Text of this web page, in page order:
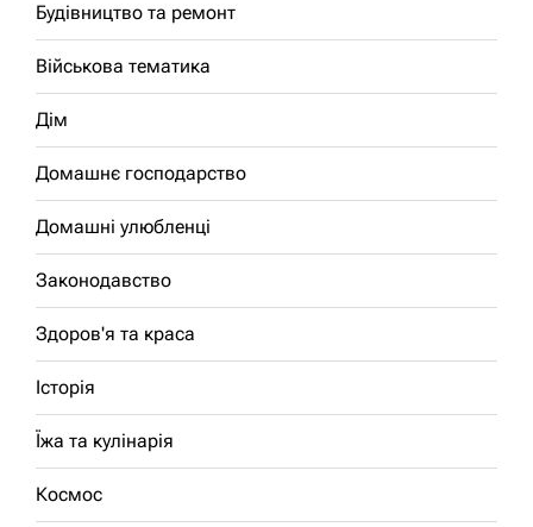
Будівництво та ремонт
Військова тематика
Дім
Домашнє господарство
Домашні улюбленці
Законодавство
Здоров'я та краса
Історія
Їжа та кулінарія
Космос